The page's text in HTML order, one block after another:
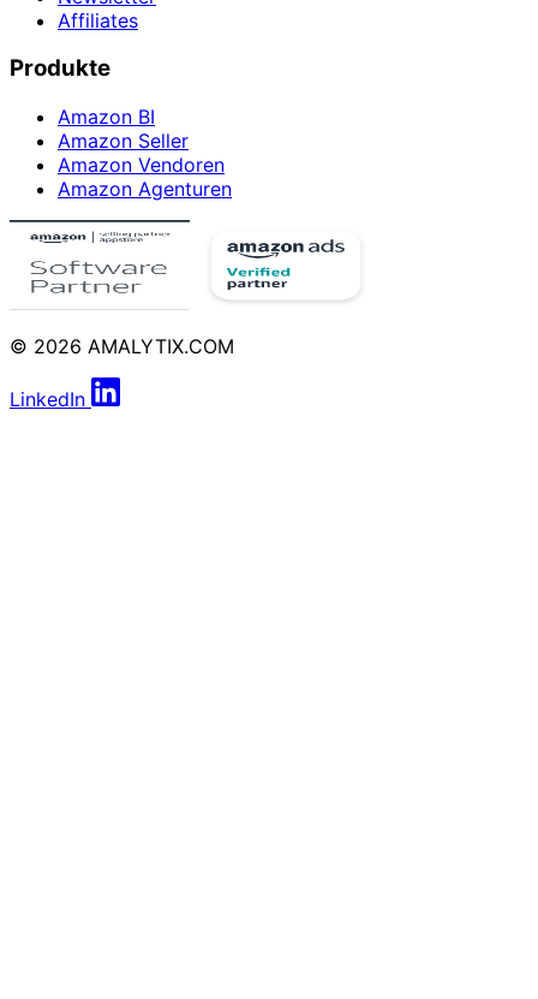
Affiliates
Produkte
Amazon BI
Amazon Seller
Amazon Vendoren
Amazon Agenturen
© 2026 AMALYTIX.COM
LinkedIn